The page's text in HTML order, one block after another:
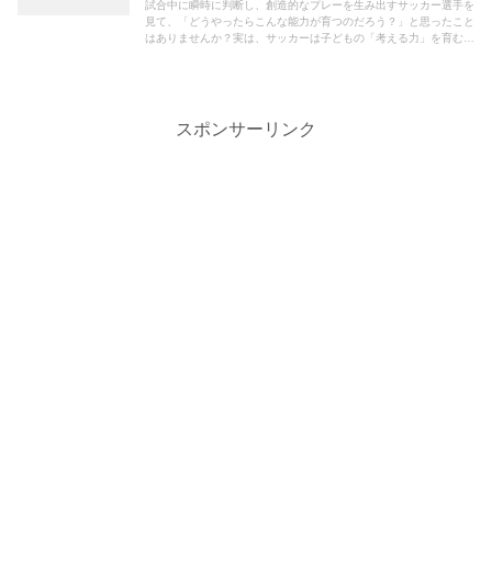
試合中に瞬時に判断し、創造的なプレーを生み出すサッカー選手を
見て、「どうやったらこんな能力が育つのだろう？」と思ったこと
はありませんか？実は、サッカーは子どもの「考える力」を育む最
スポンサーリンク